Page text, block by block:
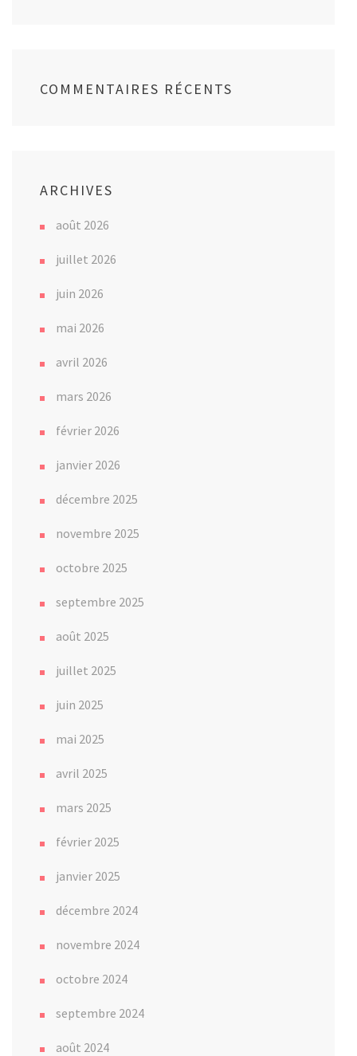
COMMENTAIRES RÉCENTS
ARCHIVES
août 2026
juillet 2026
juin 2026
mai 2026
avril 2026
mars 2026
février 2026
janvier 2026
décembre 2025
novembre 2025
octobre 2025
septembre 2025
août 2025
juillet 2025
juin 2025
mai 2025
avril 2025
mars 2025
février 2025
janvier 2025
décembre 2024
novembre 2024
octobre 2024
septembre 2024
août 2024